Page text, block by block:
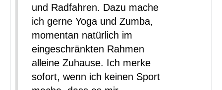
und Radfahren. Dazu mache
ich gerne Yoga und Zumba,
momentan natürlich im
eingeschränkten Rahmen
alleine Zuhause. Ich merke
sofort, wenn ich keinen Sport